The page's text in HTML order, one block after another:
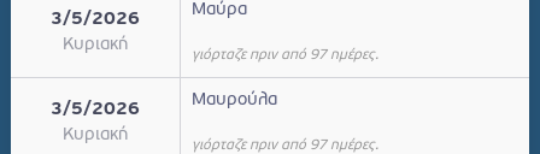
3/5/2026
Κυριακή
Μαύρα
γιόρταζε πριν από 97 ημέρες.
3/5/2026
Κυριακή
Μαυρούλα
γιόρταζε πριν από 97 ημέρες.